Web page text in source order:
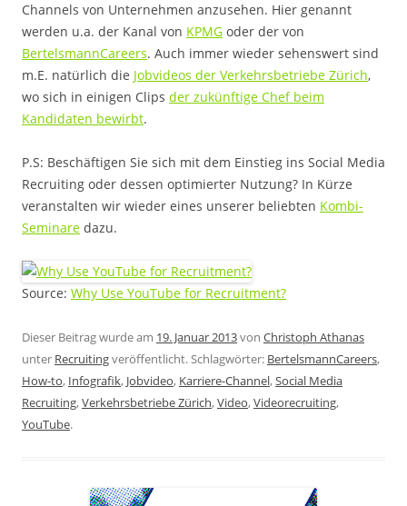
Channels von Unternehmen anzusehen. Hier genannt
werden u.a. der Kanal von KPMG oder der von
BertelsmannCareers. Auch immer wieder sehenswert sind
m.E. natürlich die Jobvideos der Verkehrsbetriebe Zürich,
wo sich in einigen Clips der zukünftige Chef beim
Kandidaten bewirbt.
P.S: Beschäftigen Sie sich mit dem Einstieg ins Social Media
Recruiting oder dessen optimierter Nutzung? In Kürze
veranstalten wir wieder eines unserer beliebten Kombi-
Seminare dazu.
Source: Why Use YouTube for Recruitment?
Dieser Beitrag wurde am 19. Januar 2013von Christoph Athanas
unter Recruitingveröffentlicht. Schlagwörter: BertelsmannCareers,
How-to, Infografik, Jobvideo, Karriere-Channel,Social Media
Recruiting,Verkehrsbetriebe Zürich,Video,Videorecruiting,
YouTube.